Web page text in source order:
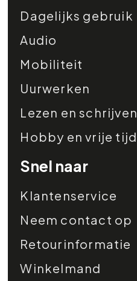
Dagelijks gebruik
Audio
Mobiliteit
Uurwerken
Lezen en schrijven
Hobby en vrije tijd
Snel naar
Klantenservice
Neem contact op
Retourinformatie
Winkelmand